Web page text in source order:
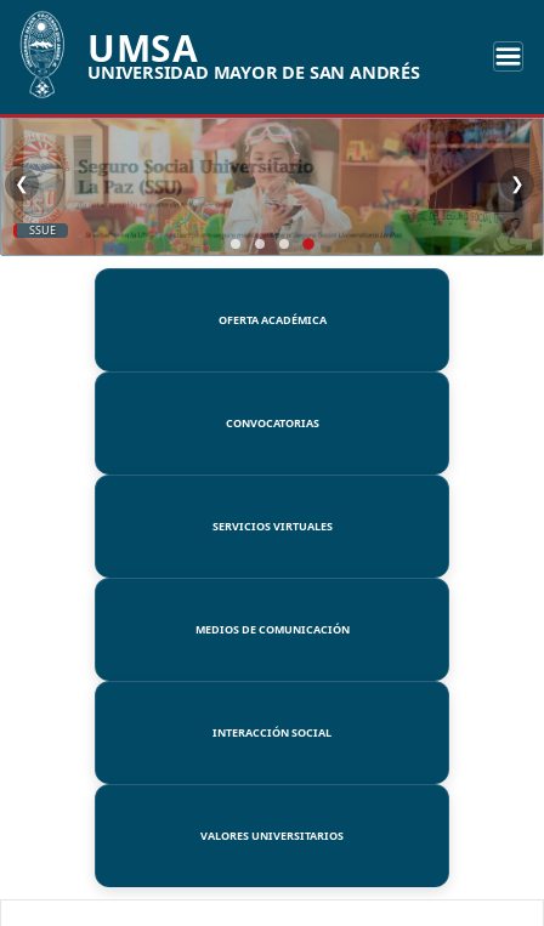
UMSA
UNIVERSIDAD MAYOR DE SAN ANDRÉS
SSUE
❮ ❯
OFERTA ACADÉMICA
CONVOCATORIAS
SERVICIOS VIRTUALES
MEDIOS DE COMUNICACIÓN
INTERACCIÓN SOCIAL
VALORES UNIVERSITARIOS